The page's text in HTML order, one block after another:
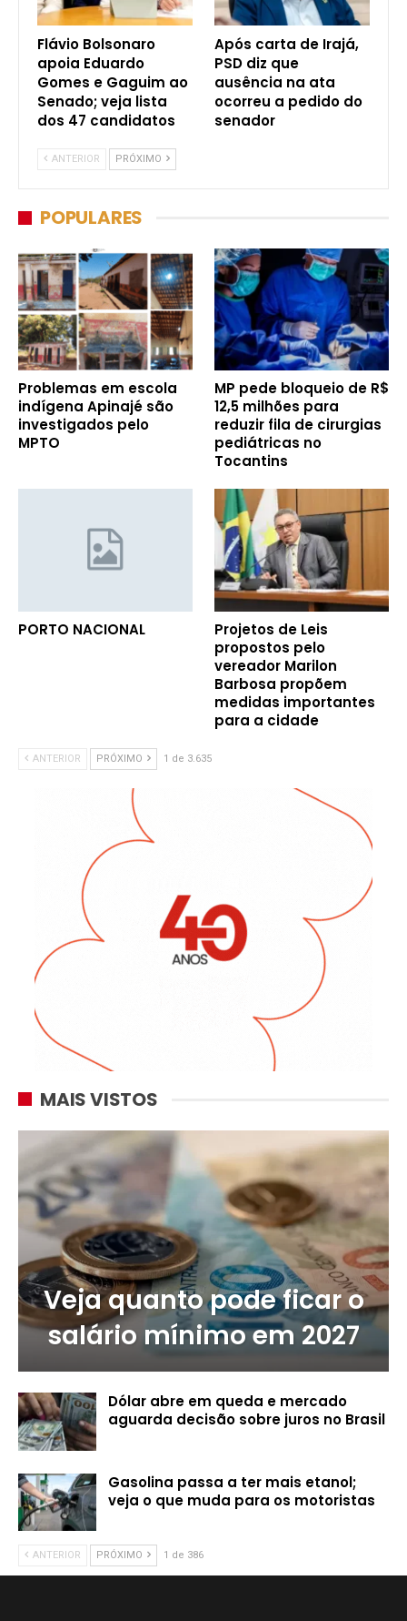
Flávio Bolsonaro
apoia Eduardo
Gomes e Gaguim ao
Senado; veja lista
dos 47 candidatos
Após carta de Irajá,
PSD diz que
ausência na ata
ocorreu a pedido do
senador
ANTERIOR PRÓXIMO
POPULARES
Problemas em escola
indígena Apinajé são
investigados pelo
MPTO
MP pede bloqueio de R$
12,5 milhões para
reduzir fila de cirurgias
pediátricas no
Tocantins
PORTO NACIONAL
Projetos de Leis
propostos pelo
vereador Marilon
Barbosa propõem
medidas importantes
para a cidade
ANTERIOR PRÓXIMO 1 de 3.635
MAIS VISTOS
Veja quanto pode ficar o
salário mínimo em 2027
Dólar abre em queda e mercado
aguarda decisão sobre juros no Brasil
Gasolina passa a ter mais etanol;
veja o que muda para os motoristas
ANTERIOR PRÓXIMO 1 de 386